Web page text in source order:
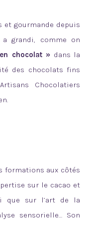
et gourmande depuis
grandi, comme on
chocolat » dans la
des chocolats fins
Chocolatiers
formations aux côtés
sur le cacao et
que sur l’art de la
sensorielle… Son